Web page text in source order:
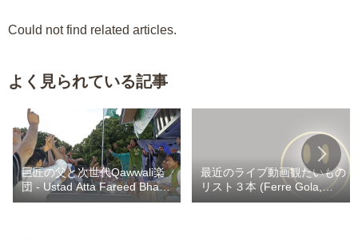
Could not find related articles.
よく見られている記事
巨匠の父と次世代Qawwali楽
団 - Ustad Atta Fareed Bhag /
Kaley Khan Bhag
最近のライブ動画観たいもの
リスト３本 (Ferre Gola,
Heritier Watanabe,